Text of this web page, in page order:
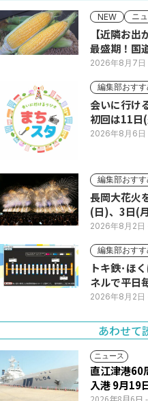
NEW ニ
【近隣お
最盛期！国
い列
2026年8月7日
編集部おすす
会いに行け
初回は11日
2026年8月6日
編集部おすす
長岡大花火
(日)、3日(
2026年8月2日
編集部おすす
トキ鉄･ほくほく
ネルで平日
2026年8月2日
あわせて
ニュース
2026年8月6日
直江津港60
入港 9月